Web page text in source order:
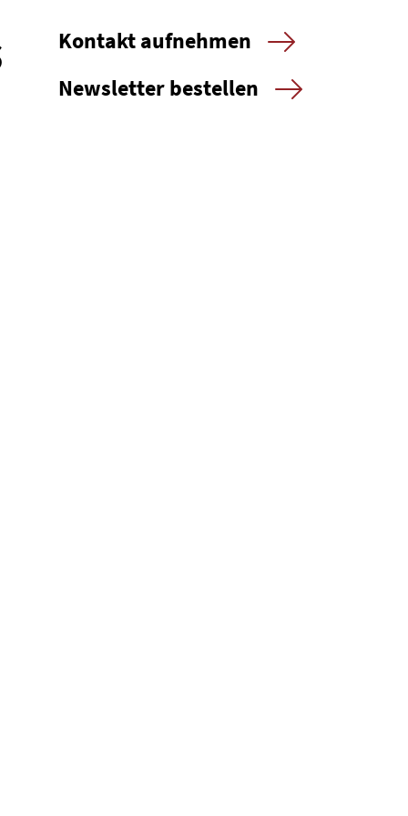
Kontakt aufnehmen
Newsletter bestellen